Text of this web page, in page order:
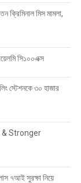
ক্রিমিনাল মিস মামলা,
সি১০০এক্স
স্টেশনকে ৩০ হাজার
& Stronger
৭আই সুরক্ষা নিয়ে